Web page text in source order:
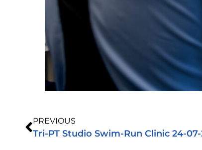
PREVIOUS
Tri-PT Studio Swim-Run Clinic 24-07-